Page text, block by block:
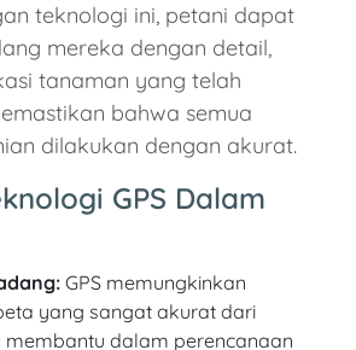
teknologi ini, petani dapat
mereka dengan detail,
tanaman yang telah
bahwa semua
dilakukan dengan akurat.
GPS Dalam
GPS memungkinkan
yang sangat akurat dari
membantu dalam perencanaan